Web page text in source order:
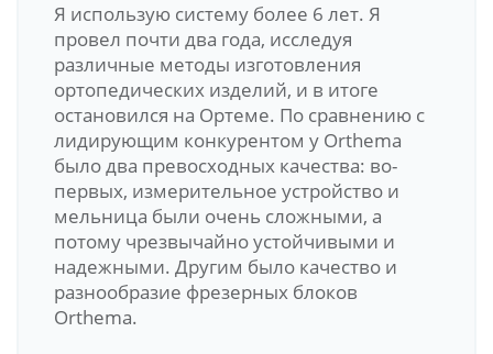
Я использую систему более 6 лет. Я
провел почти два года, исследуя
различные методы изготовления
ортопедических изделий, и в итоге
остановился на Ортеме. По сравнению с
лидирующим конкурентом у Orthema
было два превосходных качества: во-
первых, измерительное устройство и
мельница были очень сложными, а
потому чрезвычайно устойчивыми и
надежными. Другим было качество и
разнообразие фрезерных блоков
Orthema.